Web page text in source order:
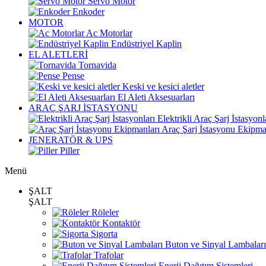
Enkoder
MOTOR
Ac Motorlar
Endüstriyel Kaplin
EL ALETLERİ
Tornavida
Pense
Keski ve kesici aletler
El Aleti Aksesuarları
ARAÇ ŞARJ İSTASYONU
Elektrikli Araç Şarj
Araç Şarj İstasyonu
JENERATÖR & UPS
Piller
Menü
ŞALT
ŞALT
Röleler
Kontaktör
Sigorta
Buton ve Sinyal Lambaları
Trafolar